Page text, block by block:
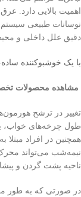
اهمیت بالایی دارد.
نوسانات طبیعی
دقیق علل داخلی و
با یک خوشبوکننده
مشاهده محصولات
تغییر در ترشح
طول چرخه‌های خواب،
همچنین در افراد مبتلا
نیمه‌شب می‌تواند محرک
ناحیه پشت گردن و
در صورتی که به طور